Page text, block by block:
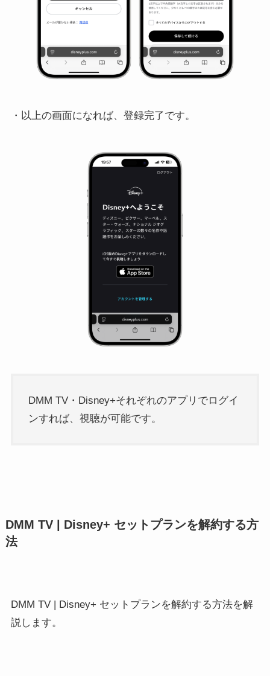
・以上の画面になれば、登録完了です。
DMM TV・Disney+それぞれのアプリでログイ
ンすれば、視聴が可能です。
DMM TV | Disney+ セットプランを解約する方
法
DMM TV | Disney+ セットプランを解約する方法を解
説します。